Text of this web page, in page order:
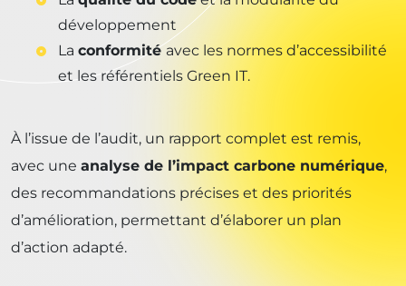
développement
La conformitéavec les normes d’accessibilité
et les référentiels Green IT.
À l’issue de l’audit, un rapport complet est remis,
avec une analyse de l’impact carbone numérique,
des recommandations précises et des priorités
d’amélioration, permettant d’élaborer un plan
d’action adapté.